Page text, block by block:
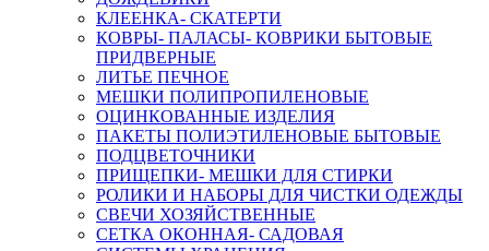
КЛЕЕНКА- СКАТЕРТИ
КОВРЫ- ПАЛАСЫ- КОВРИКИ БЫТОВЫЕ
ПРИДВЕРНЫЕ
ЛИТЬЕ ПЕЧНОЕ
МЕШКИ ПОЛИПРОПИЛЕНОВЫЕ
ОЦИНКОВАННЫЕ ИЗДЕЛИЯ
ПАКЕТЫ ПОЛИЭТИЛЕНОВЫЕ БЫТОВЫЕ
ПОДЦВЕТОЧНИКИ
ПРИЩЕПКИ- МЕШКИ ДЛЯ СТИРКИ
РОЛИКИ И НАБОРЫ ДЛЯ ЧИСТКИ ОДЕЖДЫ
СВЕЧИ ХОЗЯЙСТВЕННЫЕ
СЕТКА ОКОННАЯ- САДОВАЯ